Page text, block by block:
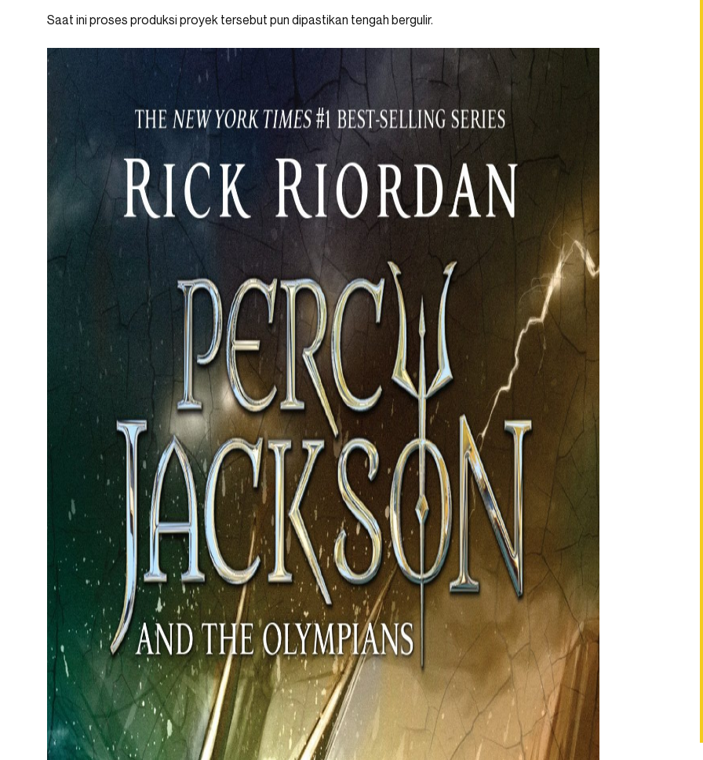
Saat ini proses produksi proyek tersebut pun dipastikan tengah bergulir.